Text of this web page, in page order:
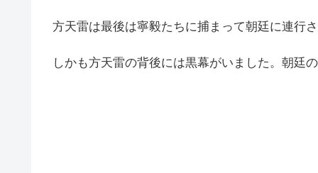
方天雷は最後は寧毅たちに捕まって朝廷に連行さ
しかも方天雷の背後には黒幕がいました。朝廷